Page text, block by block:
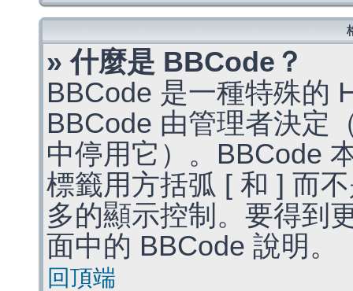
» 什麼是 BBCode？
BBCode 是一種特殊的
BBCode 由管理者決定
中停用它）。BBCode
標籤用方括弧 [ 和 ] 而
多的顯示控制。要得到
面中的 BBCode 說明。
回頂端